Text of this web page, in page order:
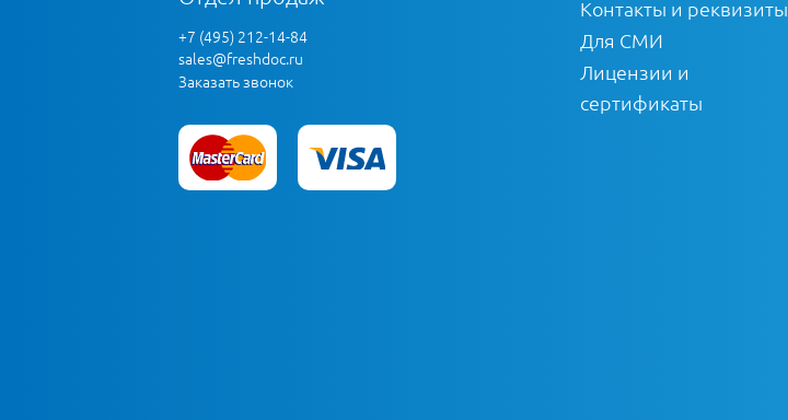
+7 (495) 212-14-84
sales@freshdoc.ru
Заказать звонок
Контакты и реквизиты
Для СМИ
Лицензии и
сертификаты